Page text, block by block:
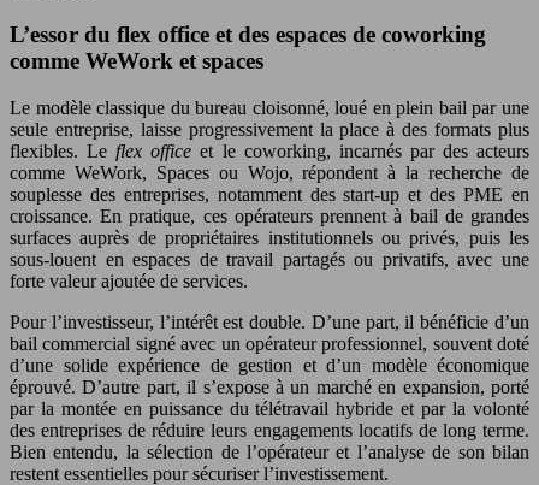
L’essor du flex office et des espaces de coworking
comme WeWork et spaces
Le modèle classique du bureau cloisonné, loué en plein bail par une
seule entreprise, laisse progressivement la place à des formats plus
flexibles. Le flex office et le coworking, incarnés par des acteurs
comme WeWork, Spaces ou Wojo, répondent à la recherche de
souplesse des entreprises, notamment des start-up et des PME en
croissance. En pratique, ces opérateurs prennent à bail de grandes
surfaces auprès de propriétaires institutionnels ou privés, puis les
sous-louent en espaces de travail partagés ou privatifs, avec une
forte valeur ajoutée de services.
Pour l’investisseur, l’intérêt est double. D’une part, il bénéficie d’un
bail commercial signé avec un opérateur professionnel, souvent doté
d’une solide expérience de gestion et d’un modèle économique
éprouvé. D’autre part, il s’expose à un marché en expansion, porté
par la montée en puissance du télétravail hybride et par la volonté
des entreprises de réduire leurs engagements locatifs de long terme.
Bien entendu, la sélection de l’opérateur et l’analyse de son bilan
restent essentielles pour sécuriser l’investissement.